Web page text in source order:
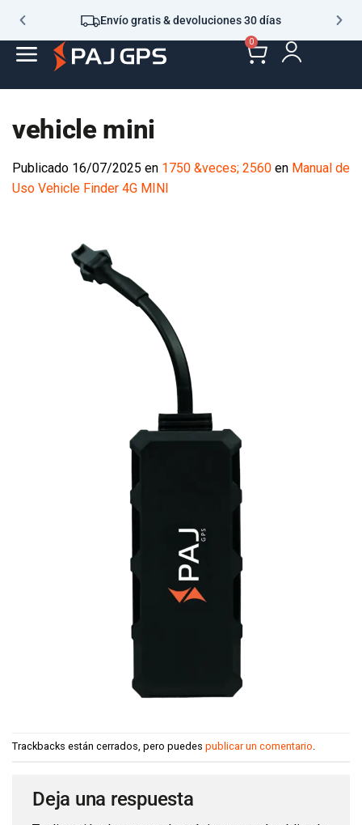
Envío gratis & devoluciones 30 días
0
vehicle mini
Publicado 16/07/2025 en 1750 &veces; 2560 en Manual de
Uso Vehicle Finder 4G MINI
Trackbacks están cerrados, pero puedes publicar un comentario.
Deja una respuesta